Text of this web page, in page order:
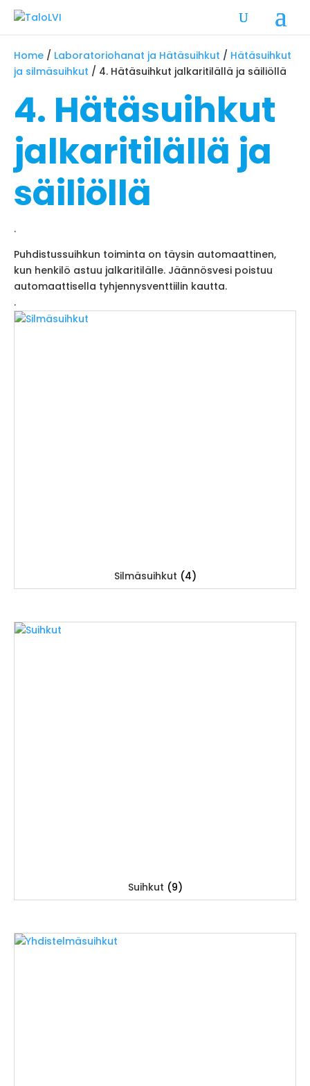
Home / Laboratoriohanat ja Hätäsuihkut / Hätäsuihkut
ja silmäsuihkut / 4. Hätäsuihkut jalkaritilällä ja säiliöllä
4. Hätäsuihkut
jalkaritilällä ja
säiliöllä
.
Puhdistussuihkun toiminta on täysin automaattinen,
kun henkilö astuu jalkaritilälle. Jäännösvesi poistuu
automaattisella tyhjennysventtiilin kautta.
.
Silmäsuihkut (4)
Suihkut (9)